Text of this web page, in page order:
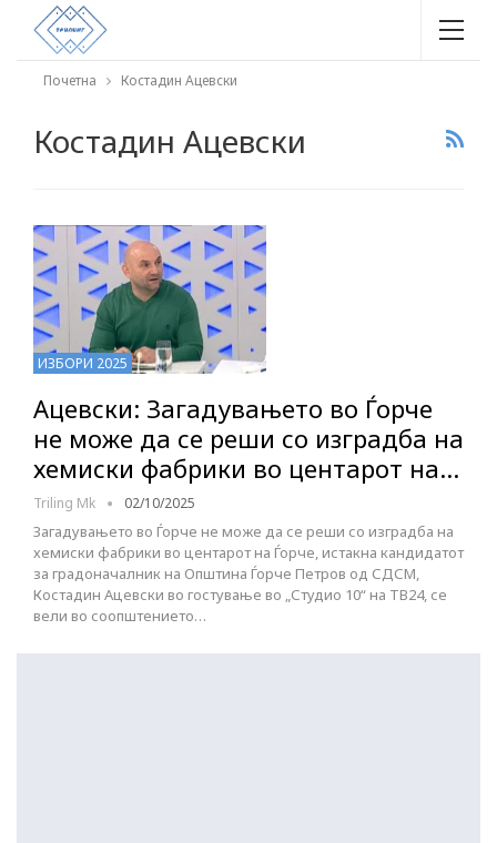
Почетна Костадин Ацевски
Костадин Ацевски
ИЗБОРИ 2025
Ацевски: Загадувањето во Ѓорче
не може да се реши со изградба на
хемиски фабрики во центарот на…
Triling Mk 02/10/2025
Загадувањето во Ѓорче не може да се реши со изградба на
хемиски фабрики во центарот на Ѓорче, истакна кандидатот
за градоначалник на Општина Ѓорче Петров од СДСМ,
Костадин Ацевски во гостување во „Студио 10“ на ТВ24, се
вели во соопштението…